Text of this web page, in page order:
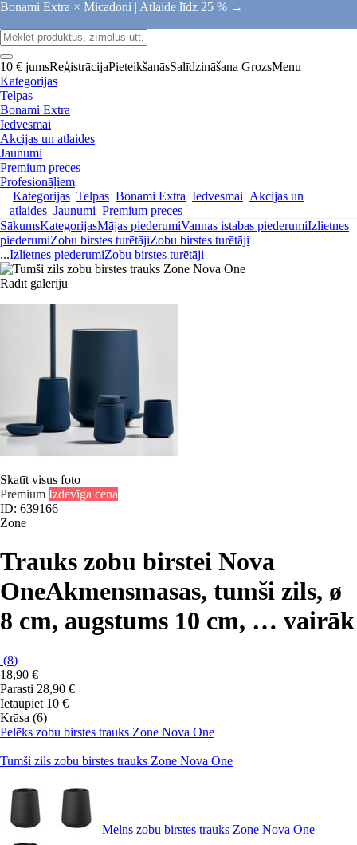
Bonami Extra × Micadoni | Atlaide līdz 25 % →
10 € jumsReģistrācijaPieteikšanāsSalīdzināšana GrozsMenu
Kategorijas
Telpas
Bonami Extra
Iedvesmai
Akcijas un atlaides
Jaunumi
Premium preces
Profesionāļiem
Kategorijas Telpas Bonami Extra Iedvesmai Akcijas un
atlaides Jaunumi Premium preces
SākumsKategorijasMājas piederumiVannas istabas piederumiIzlietnes
piederumiZobu birstes turētājiZobu birstes turētāji
...Izlietnes piederumiZobu birstes turētāji
Rādīt galeriju
Skatīt visus foto
Premium Izdevīga cena
ID: 639166
Zone
Trauks zobu birstei Nova
OneAkmensmasas, tumši zils, ø
8 cm, augstums 10 cm, … vairāk
(8)
18,90 €
Parasti 28,90 €
Ietaupiet 10 €
Krāsa (6)
Pelēks zobu birstes trauks Zone Nova One
Tumši zils zobu birstes trauks Zone Nova One
Melns zobu birstes trauks Zone Nova One